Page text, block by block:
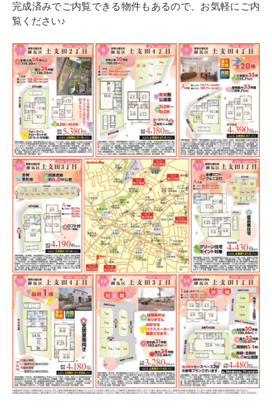
完成済みでご内覧できる物件もあるので、お気軽にご内
覧ください♪